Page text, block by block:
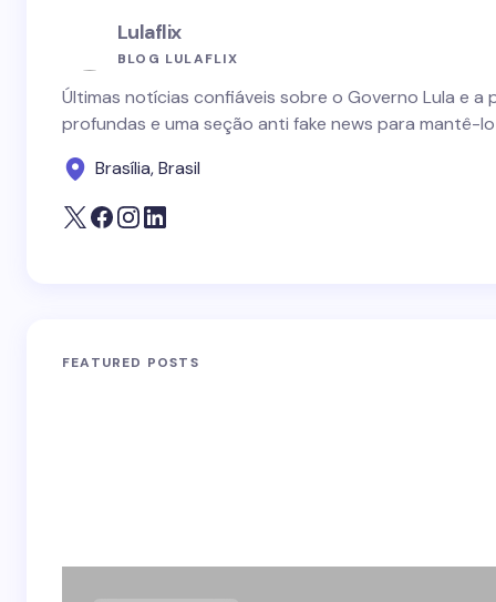
Lulaflix
BLOG LULAFLIX
Últimas notícias confiáveis sobre o Governo Lula e
profundas e uma seção anti fake news para mantê-
Brasília, Brasil
FEATURED POSTS